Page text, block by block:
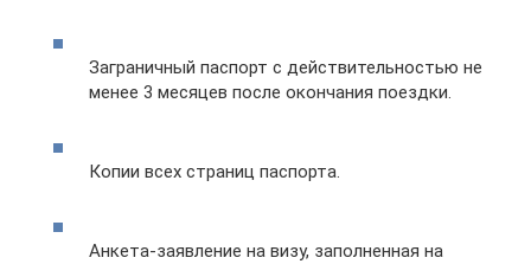
Заграничный паспорт с действительностью не
менее 3 месяцев после окончания поездки.
Копии всех страниц паспорта.
Анкета-заявление на визу, заполненная на